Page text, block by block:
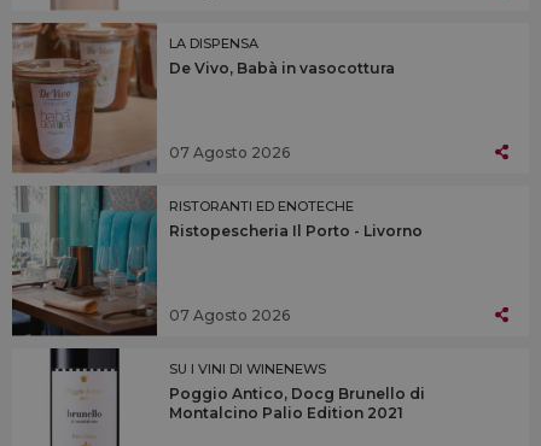
LA DISPENSA
De Vivo, Babà in vasocottura
07 Agosto 2026
RISTORANTI ED ENOTECHE
Ristopescheria Il Porto - Livorno
07 Agosto 2026
SU I VINI DI WINENEWS
Poggio Antico, Docg Brunello di
Montalcino Palio Edition 2021